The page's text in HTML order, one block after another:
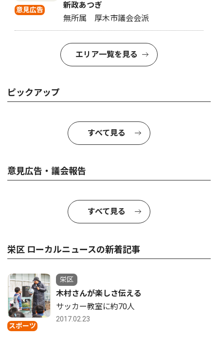
意見広告
新政あつぎ
無所属 厚木市議会会派
エリア一覧を見る
ピックアップ
すべて見る
意見広告・議会報告
すべて見る
栄区 ローカルニュースの新着記事
スポーツ
栄区
木村さんが楽しさ伝える
サッカー教室に約70人
2017.02.23